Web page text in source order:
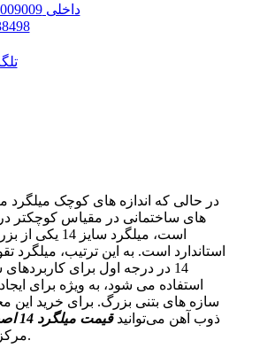
داخلی
در حالی که اندازه های کوچک میلگرد
های ساختمانی در مقیاس کوچکتر
است، میلگرد
استاندارد است. به این ترتیب، میلگرد
14 در درجه اول برای
استفاده می شود، به ویژه برای
سازه های بتنی بزرگ. برای خرید این
ذوب آهن می‌توانیدقیمت میلگرد 14 اصفهان
مرکزآهن بررسی کنید.